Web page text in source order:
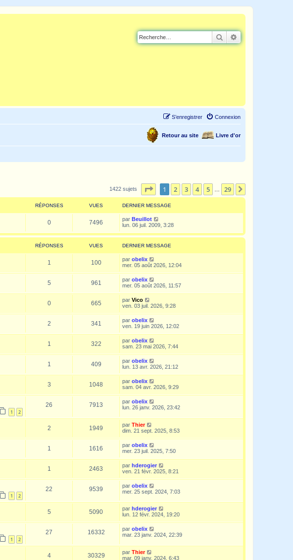
Rechercher
Connexion
S’enregistrer
Livre d'or
Retour au site
1422 sujets Page sur29
1 2 3 4 5 29
RÉPONSES VUES DERNIER MESSAGE
0 7496 par Beuillot
lun. 06 juil. 2009, 3:28
RÉPONSES VUES DERNIER MESSAGE
1 100 par obelix
mer. 05 août 2026, 12:04
5 961 par obelix
mer. 05 août 2026, 11:57
0 665 par Vico
ven. 03 juil. 2026, 9:28
2 341 par obelix
ven. 19 juin 2026, 12:02
1 322 par obelix
sam. 23 mai 2026, 7:44
1 409 par obelix
lun. 13 avr. 2026, 21:12
3 1048 par obelix
sam. 04 avr. 2026, 9:29
1 2
26 7913 par obelix
lun. 26 janv. 2026, 23:42
2 1949 par Thier
dim. 21 sept. 2025, 8:53
1 1616 par obelix
mer. 23 juil. 2025, 7:50
1 2463 par hderogier
ven. 21 févr. 2025, 8:21
1 2
22 9539 par obelix
mer. 25 sept. 2024, 7:03
5 5090 par hderogier
lun. 12 févr. 2024, 19:20
1 2
27 16332 par obelix
mar. 23 janv. 2024, 22:39
4 30329 par Thier
mar. 09 janv. 2024, 6:43